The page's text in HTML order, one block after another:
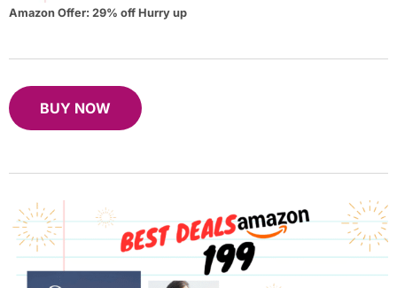
Amazon Offer: 29% off Hurry up
BUY NOW